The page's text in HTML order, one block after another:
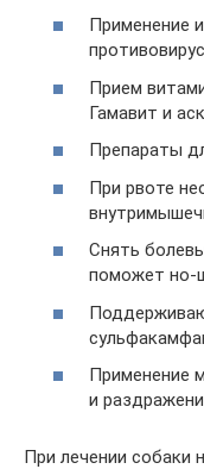
Применение
Прием
Гамавит и
Препараты
При рвоте
Снять
поможет но-
Применение
и
При лечении собаки